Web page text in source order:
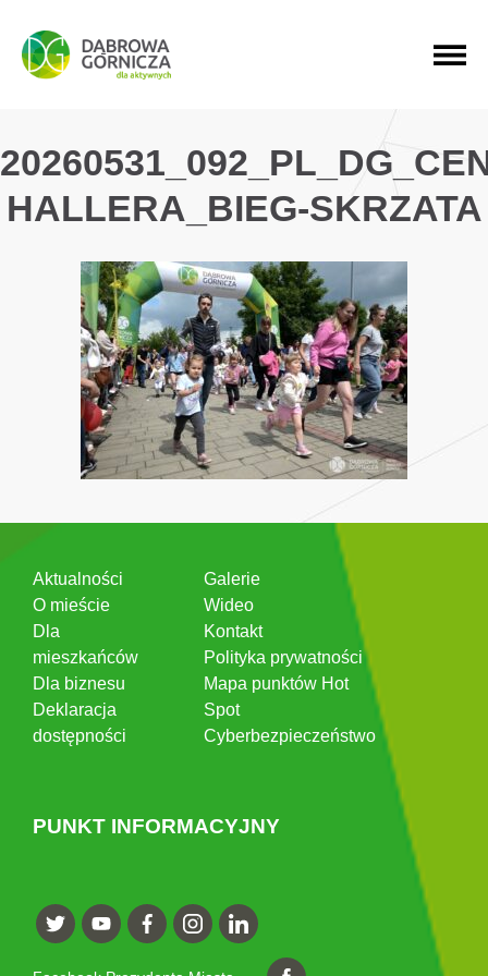
PRZEJDŹ DO MENU GŁÓWNEGO
PRZEJDŹ DO WYSZUKIWARKI
PRZEJDŹ DO TREŚCI
HALLERA_BIEG-SKRZATA
Aktualności
O mieście
Dla
mieszkańców
Dla biznesu
Deklaracja
dostępności
Galerie
Wideo
Kontakt
Polityka prywatności
Mapa punktów Hot
Spot
Cyberbezpieczeństwo
PUNKT INFORMACYJNY